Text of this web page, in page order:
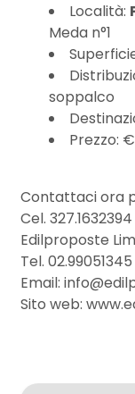
Località:
Meda n°1
soppalco
Prezzo:
Contattaci ora
Cel. 327.1632394
Edilproposte
Tel. 02.99051345
Email:
Sito web:
Bagni
minimi
Qualsiasi
2
3
5